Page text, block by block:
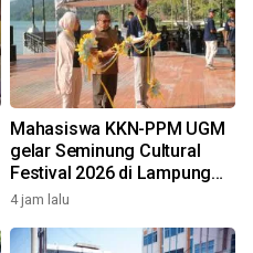
Mahasiswa KKN-PPM UGM
gelar Seminung Cultural
Festival 2026 di Lampung
Barat
4 jam lalu